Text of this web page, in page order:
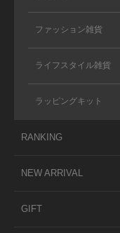
ファッション雑貨
ライフスタイル雑貨
ラッピングキット
RANKING
NEW ARRIVAL
GIFT